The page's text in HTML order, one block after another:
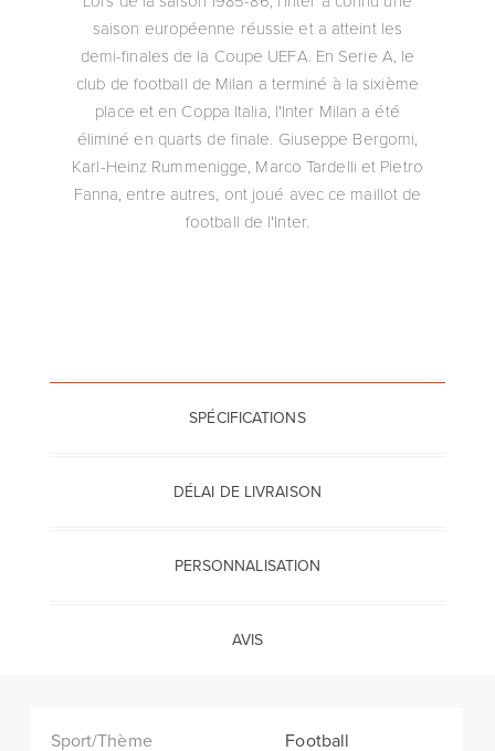
saison européenne réussie et a atteint les
demi-finales de la Coupe UEFA. En Serie A, le
club de football de Milan a terminé à la sixième
place et en Coppa Italia, l'Inter Milan a été
éliminé en quarts de finale. Giuseppe Bergomi,
Karl-Heinz Rummenigge, Marco Tardelli et Pietro
Fanna, entre autres, ont joué avec ce maillot de
football de l'Inter.
SPÉCIFICATIONS
DÉLAI DE LIVRAISON
PERSONNALISATION
AVIS
Sport/Thème Football